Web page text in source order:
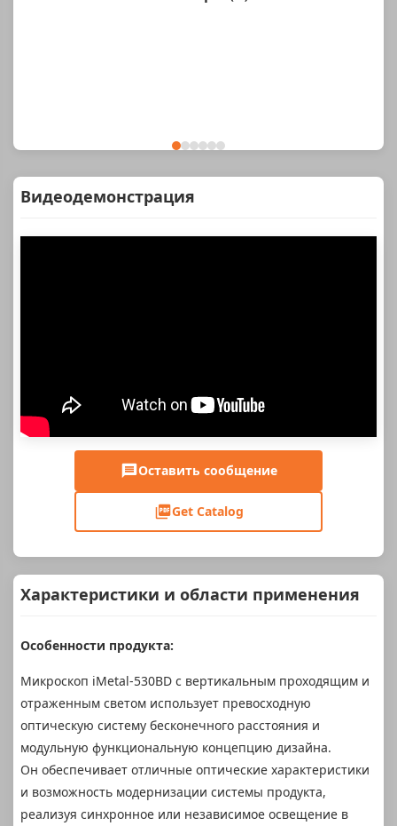
Видеодемонстрация
Оставить сообщение
Get Catalog
Характеристики и области применения
Особенности продукта:
Микроскоп iMetal-530BD с вертикальным проходящим и
отраженным светом использует превосходную
оптическую систему бесконечного расстояния и
модульную функциональную концепцию дизайна.
Он обеспечивает отличные оптические характеристики
и возможность модернизации системы продукта,
реализуя синхронное или независимое освещение в